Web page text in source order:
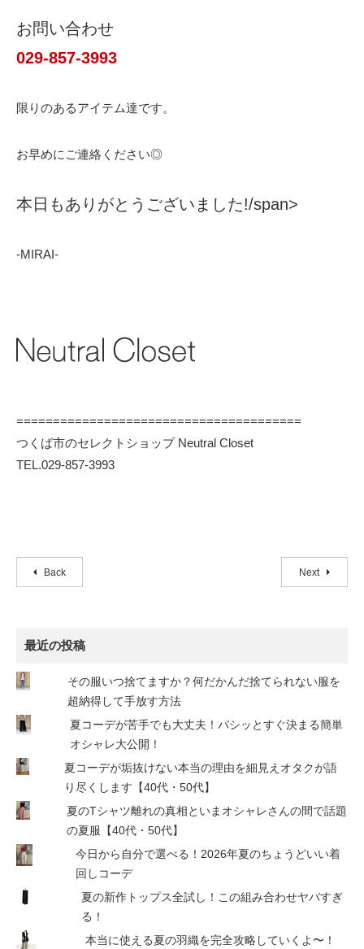
お問い合わせ
029-857-3993
限りのあるアイテム達です。
お早めにご連絡ください◎
本日もありがとうございました!/span>
-MIRAI-
=======================================
つくば市のセレクトショップ Neutral Closet
TEL.029-857-3993
Back Next
最近の投稿
その服いつ捨てますか？何だかんだ捨てられない服を
超納得して手放す方法
夏コーデが苦手でも大丈夫！バシッとすぐ決まる簡単
オシャレ大公開！
夏コーデが垢抜けない本当の理由を細見えオタクが語
り尽くします【40代・50代】
夏のTシャツ離れの真相といまオシャレさんの間で話題
の夏服【40代・50代】
今日から自分で選べる！2026年夏のちょうどいい着
回しコーデ
夏の新作トップス全試し！この組み合わせヤバすぎ
る！
本当に使える夏の羽織を完全攻略していくよ〜！